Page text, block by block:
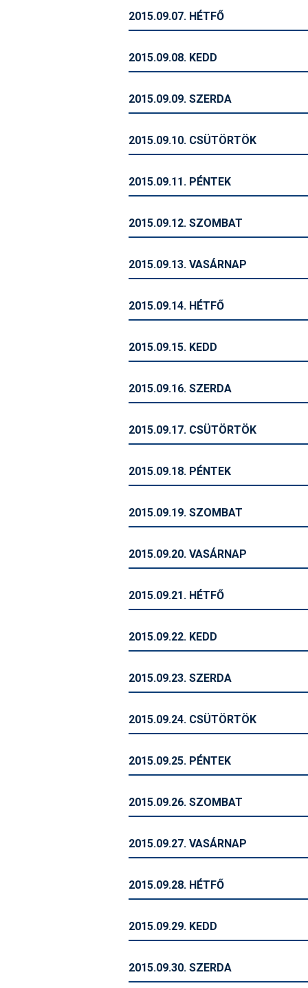
2015.09.07. HÉTFŐ
2015.09.08. KEDD
2015.09.09. SZERDA
2015.09.10. CSÜTÖRTÖK
2015.09.11. PÉNTEK
2015.09.12. SZOMBAT
2015.09.13. VASÁRNAP
2015.09.14. HÉTFŐ
2015.09.15. KEDD
2015.09.16. SZERDA
2015.09.17. CSÜTÖRTÖK
2015.09.18. PÉNTEK
2015.09.19. SZOMBAT
2015.09.20. VASÁRNAP
2015.09.21. HÉTFŐ
2015.09.22. KEDD
2015.09.23. SZERDA
2015.09.24. CSÜTÖRTÖK
2015.09.25. PÉNTEK
2015.09.26. SZOMBAT
2015.09.27. VASÁRNAP
2015.09.28. HÉTFŐ
2015.09.29. KEDD
2015.09.30. SZERDA